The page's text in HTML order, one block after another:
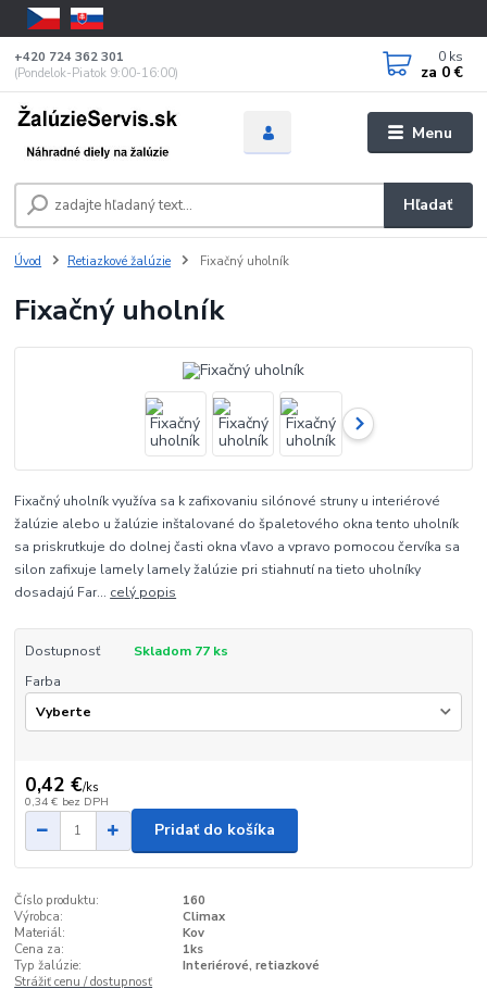
Menu
Hľadať
+420 724 362 301
(Pondelok-Piatok 9:00-16:00)
0 ks
za 0 €
Úvod Retiazkové žalúzie Fixačný uholník
Fixačný uholník
Fixačný uholník využíva sa k zafixovaniu silónové struny u interiérové ​​
žalúzie alebo u žalúzie inštalované do špaletového okna tento uholník
sa priskrutkuje do dolnej časti okna vľavo a vpravo pomocou červíka sa
silon zafixuje lamely lamely žalúzie pri stiahnutí na tieto uholníky
dosadajú Far... celý popis
Dostupnosť
Skladom 77 ks
Farba
0,42 €/ks
0,34 € bez DPH
Pridať do košíka
Číslo produktu:
160
Výrobca:
Climax
Materiál:
Kov
Cena za:
1ks
Typ žalúzie:
Interiérové, retiazkové
Strážiť cenu / dostupnosť